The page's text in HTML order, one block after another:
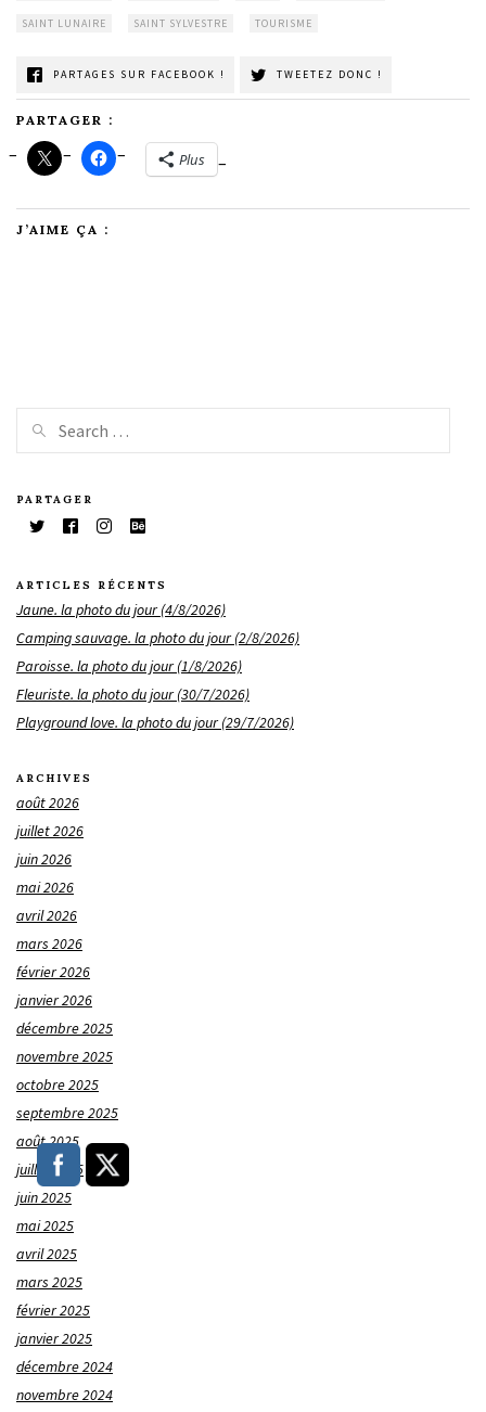
SAINT LUNAIRE SAINT SYLVESTRE TOURISME
PARTAGES SUR FACEBOOK ! TWEETEZ DONC !
PARTAGER :
Plus
J’AIME ÇA :
PARTAGER
ARTICLES RÉCENTS
Jaune. la photo du jour (4/8/2026)
Camping sauvage. la photo du jour (2/8/2026)
Paroisse. la photo du jour (1/8/2026)
Fleuriste. la photo du jour (30/7/2026)
Playground love. la photo du jour (29/7/2026)
ARCHIVES
août 2026
juillet 2026
juin 2026
mai 2026
avril 2026
mars 2026
février 2026
janvier 2026
décembre 2025
novembre 2025
octobre 2025
septembre 2025
août 2025
juillet 2025
juin 2025
mai 2025
avril 2025
mars 2025
février 2025
janvier 2025
décembre 2024
novembre 2024